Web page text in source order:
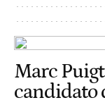
Marc
candidato